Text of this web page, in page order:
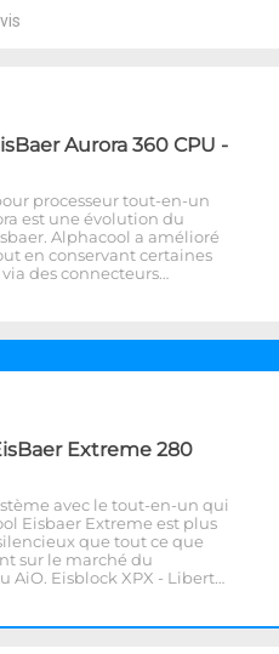
Aurora 360 CPU -
processeur tout-en-un
est une évolution du
Alphacool a amélioré
en conservant certaines
des connecteurs…
Extreme 280
avec le tout-en-un qui
Eisbaer Extreme est plus
que tout ce que
sur le marché du
Eisblock XPX - Libert…